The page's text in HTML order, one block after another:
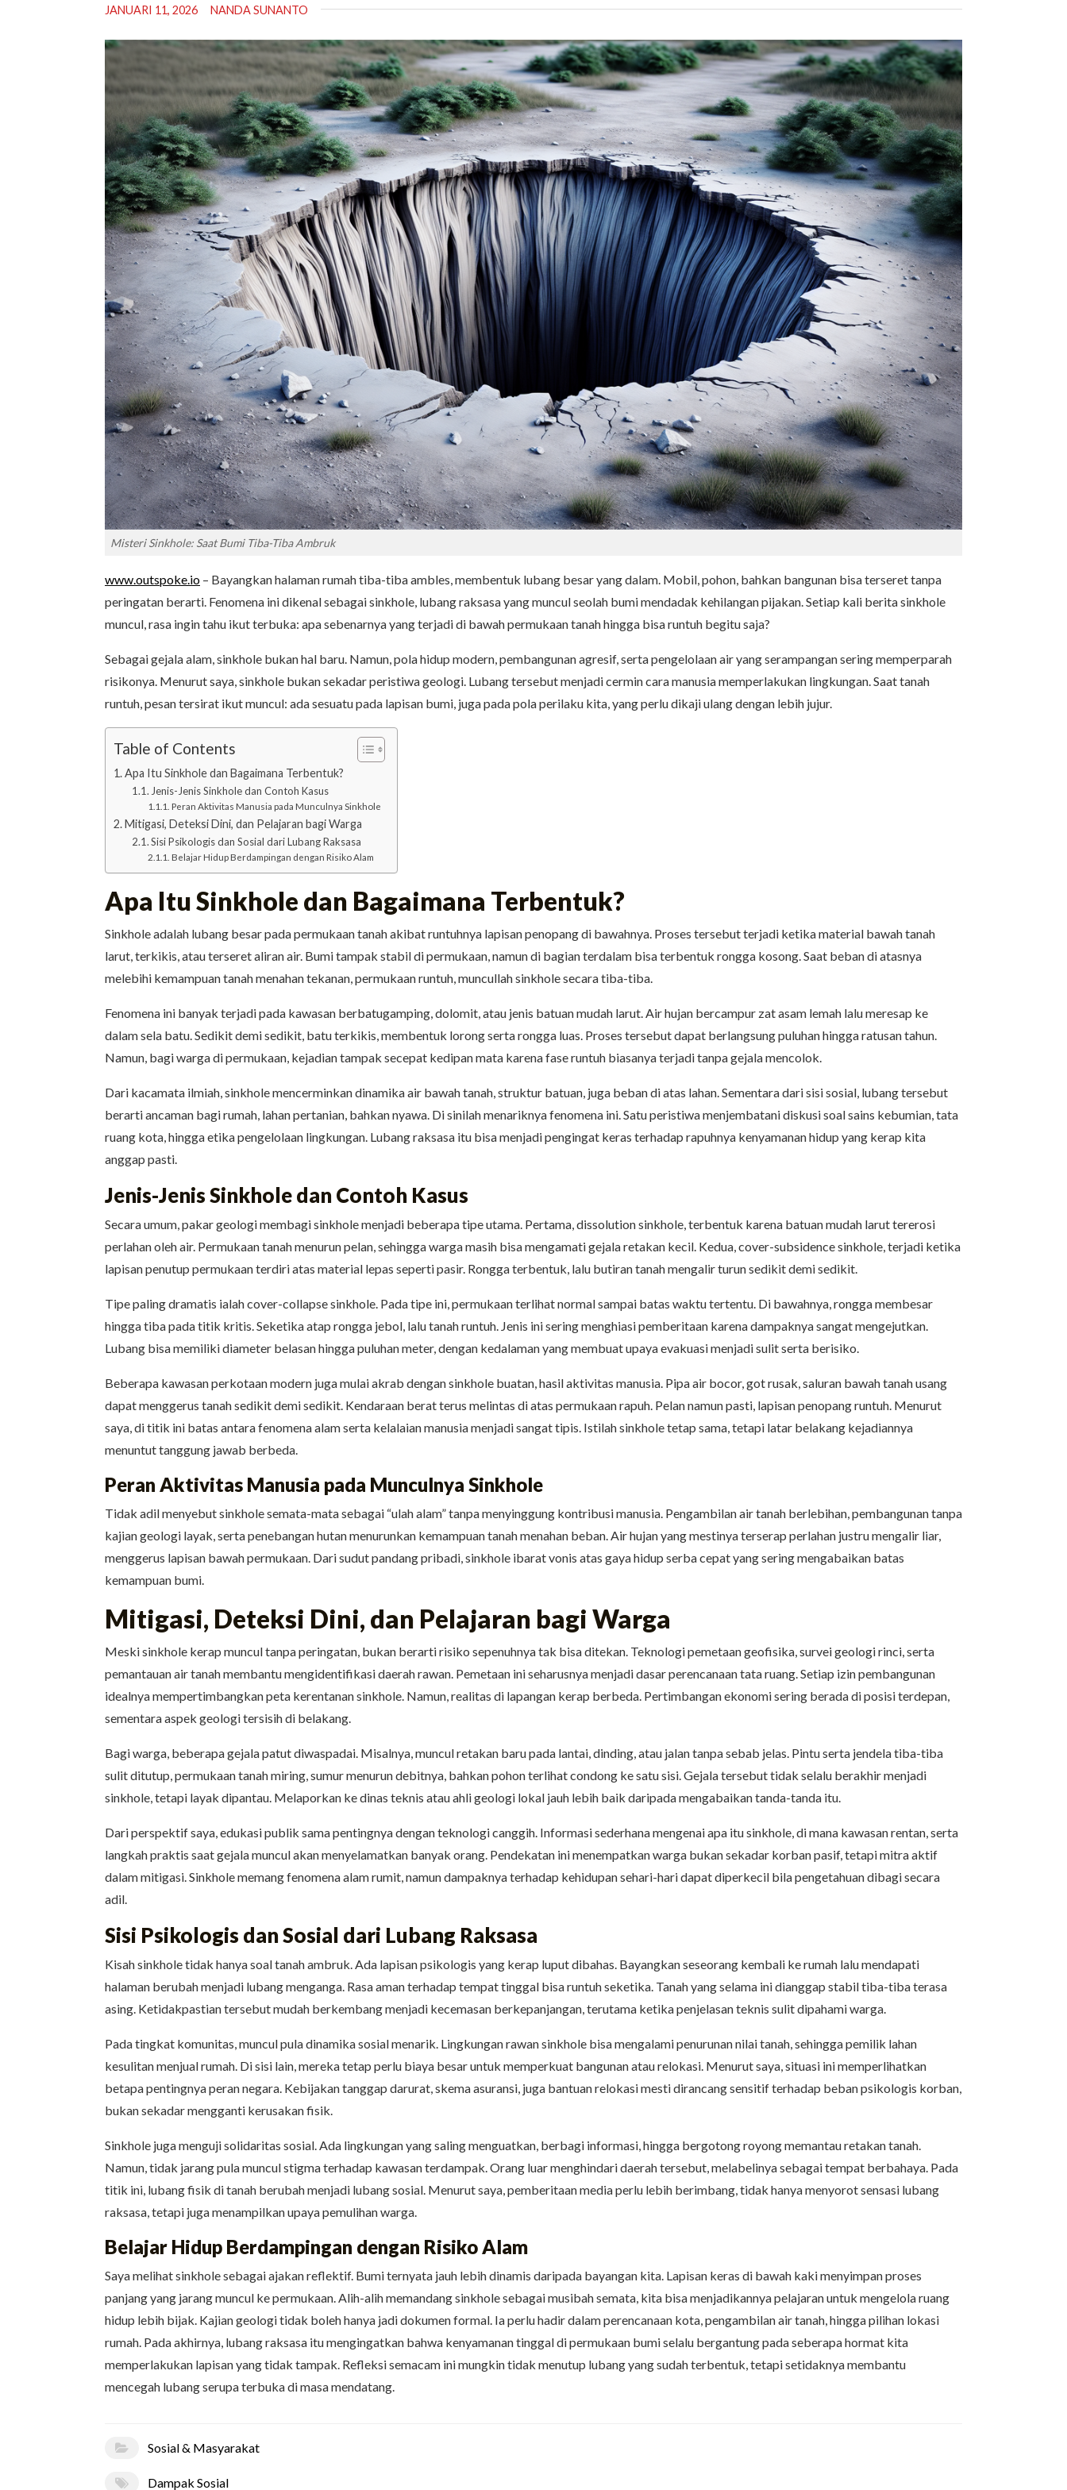
JANUARI 11, 2026 NANDA SUNANTO
Misteri Sinkhole: Saat Bumi Tiba-Tiba Ambruk
www.outspoke.io – Bayangkan halaman rumah tiba-tiba ambles, membentuk lubang besar yang dalam. Mobil, pohon, bahkan bangunan bisa terseret tanpa
peringatan berarti. Fenomena ini dikenal sebagai sinkhole, lubang raksasa yang muncul seolah bumi mendadak kehilangan pijakan. Setiap kali berita sinkhole
muncul, rasa ingin tahu ikut terbuka: apa sebenarnya yang terjadi di bawah permukaan tanah hingga bisa runtuh begitu saja?
Sebagai gejala alam, sinkhole bukan hal baru. Namun, pola hidup modern, pembangunan agresif, serta pengelolaan air yang serampangan sering memperparah
risikonya. Menurut saya, sinkhole bukan sekadar peristiwa geologi. Lubang tersebut menjadi cermin cara manusia memperlakukan lingkungan. Saat tanah
runtuh, pesan tersirat ikut muncul: ada sesuatu pada lapisan bumi, juga pada pola perilaku kita, yang perlu dikaji ulang dengan lebih jujur.
Table of Contents
Apa Itu Sinkhole dan Bagaimana Terbentuk?
Jenis-Jenis Sinkhole dan Contoh Kasus
Peran Aktivitas Manusia pada Munculnya Sinkhole
Mitigasi, Deteksi Dini, dan Pelajaran bagi Warga
Sisi Psikologis dan Sosial dari Lubang Raksasa
Belajar Hidup Berdampingan dengan Risiko Alam
Apa Itu Sinkhole dan Bagaimana Terbentuk?
Sinkhole adalah lubang besar pada permukaan tanah akibat runtuhnya lapisan penopang di bawahnya. Proses tersebut terjadi ketika material bawah tanah
larut, terkikis, atau terseret aliran air. Bumi tampak stabil di permukaan, namun di bagian terdalam bisa terbentuk rongga kosong. Saat beban di atasnya
melebihi kemampuan tanah menahan tekanan, permukaan runtuh, muncullah sinkhole secara tiba-tiba.
Fenomena ini banyak terjadi pada kawasan berbatugamping, dolomit, atau jenis batuan mudah larut. Air hujan bercampur zat asam lemah lalu meresap ke
dalam sela batu. Sedikit demi sedikit, batu terkikis, membentuk lorong serta rongga luas. Proses tersebut dapat berlangsung puluhan hingga ratusan tahun.
Namun, bagi warga di permukaan, kejadian tampak secepat kedipan mata karena fase runtuh biasanya terjadi tanpa gejala mencolok.
Dari kacamata ilmiah, sinkhole mencerminkan dinamika air bawah tanah, struktur batuan, juga beban di atas lahan. Sementara dari sisi sosial, lubang tersebut
berarti ancaman bagi rumah, lahan pertanian, bahkan nyawa. Di sinilah menariknya fenomena ini. Satu peristiwa menjembatani diskusi soal sains kebumian, tata
ruang kota, hingga etika pengelolaan lingkungan. Lubang raksasa itu bisa menjadi pengingat keras terhadap rapuhnya kenyamanan hidup yang kerap kita
anggap pasti.
Jenis-Jenis Sinkhole dan Contoh Kasus
Secara umum, pakar geologi membagi sinkhole menjadi beberapa tipe utama. Pertama, dissolution sinkhole, terbentuk karena batuan mudah larut tererosi
perlahan oleh air. Permukaan tanah menurun pelan, sehingga warga masih bisa mengamati gejala retakan kecil. Kedua, cover-subsidence sinkhole, terjadi ketika
lapisan penutup permukaan terdiri atas material lepas seperti pasir. Rongga terbentuk, lalu butiran tanah mengalir turun sedikit demi sedikit.
Tipe paling dramatis ialah cover-collapse sinkhole. Pada tipe ini, permukaan terlihat normal sampai batas waktu tertentu. Di bawahnya, rongga membesar
hingga tiba pada titik kritis. Seketika atap rongga jebol, lalu tanah runtuh. Jenis ini sering menghiasi pemberitaan karena dampaknya sangat mengejutkan.
Lubang bisa memiliki diameter belasan hingga puluhan meter, dengan kedalaman yang membuat upaya evakuasi menjadi sulit serta berisiko.
Beberapa kawasan perkotaan modern juga mulai akrab dengan sinkhole buatan, hasil aktivitas manusia. Pipa air bocor, got rusak, saluran bawah tanah usang
dapat menggerus tanah sedikit demi sedikit. Kendaraan berat terus melintas di atas permukaan rapuh. Pelan namun pasti, lapisan penopang runtuh. Menurut
saya, di titik ini batas antara fenomena alam serta kelalaian manusia menjadi sangat tipis. Istilah sinkhole tetap sama, tetapi latar belakang kejadiannya
menuntut tanggung jawab berbeda.
Peran Aktivitas Manusia pada Munculnya Sinkhole
Tidak adil menyebut sinkhole semata-mata sebagai “ulah alam” tanpa menyinggung kontribusi manusia. Pengambilan air tanah berlebihan, pembangunan tanpa
kajian geologi layak, serta penebangan hutan menurunkan kemampuan tanah menahan beban. Air hujan yang mestinya terserap perlahan justru mengalir liar,
menggerus lapisan bawah permukaan. Dari sudut pandang pribadi, sinkhole ibarat vonis atas gaya hidup serba cepat yang sering mengabaikan batas
kemampuan bumi.
Mitigasi, Deteksi Dini, dan Pelajaran bagi Warga
Meski sinkhole kerap muncul tanpa peringatan, bukan berarti risiko sepenuhnya tak bisa ditekan. Teknologi pemetaan geofisika, survei geologi rinci, serta
pemantauan air tanah membantu mengidentifikasi daerah rawan. Pemetaan ini seharusnya menjadi dasar perencanaan tata ruang. Setiap izin pembangunan
idealnya mempertimbangkan peta kerentanan sinkhole. Namun, realitas di lapangan kerap berbeda. Pertimbangan ekonomi sering berada di posisi terdepan,
sementara aspek geologi tersisih di belakang.
Bagi warga, beberapa gejala patut diwaspadai. Misalnya, muncul retakan baru pada lantai, dinding, atau jalan tanpa sebab jelas. Pintu serta jendela tiba-tiba
sulit ditutup, permukaan tanah miring, sumur menurun debitnya, bahkan pohon terlihat condong ke satu sisi. Gejala tersebut tidak selalu berakhir menjadi
sinkhole, tetapi layak dipantau. Melaporkan ke dinas teknis atau ahli geologi lokal jauh lebih baik daripada mengabaikan tanda-tanda itu.
Dari perspektif saya, edukasi publik sama pentingnya dengan teknologi canggih. Informasi sederhana mengenai apa itu sinkhole, di mana kawasan rentan, serta
langkah praktis saat gejala muncul akan menyelamatkan banyak orang. Pendekatan ini menempatkan warga bukan sekadar korban pasif, tetapi mitra aktif
dalam mitigasi. Sinkhole memang fenomena alam rumit, namun dampaknya terhadap kehidupan sehari-hari dapat diperkecil bila pengetahuan dibagi secara
adil.
Sisi Psikologis dan Sosial dari Lubang Raksasa
Kisah sinkhole tidak hanya soal tanah ambruk. Ada lapisan psikologis yang kerap luput dibahas. Bayangkan seseorang kembali ke rumah lalu mendapati
halaman berubah menjadi lubang menganga. Rasa aman terhadap tempat tinggal bisa runtuh seketika. Tanah yang selama ini dianggap stabil tiba-tiba terasa
asing. Ketidakpastian tersebut mudah berkembang menjadi kecemasan berkepanjangan, terutama ketika penjelasan teknis sulit dipahami warga.
Pada tingkat komunitas, muncul pula dinamika sosial menarik. Lingkungan rawan sinkhole bisa mengalami penurunan nilai tanah, sehingga pemilik lahan
kesulitan menjual rumah. Di sisi lain, mereka tetap perlu biaya besar untuk memperkuat bangunan atau relokasi. Menurut saya, situasi ini memperlihatkan
betapa pentingnya peran negara. Kebijakan tanggap darurat, skema asuransi, juga bantuan relokasi mesti dirancang sensitif terhadap beban psikologis korban,
bukan sekadar mengganti kerusakan fisik.
Sinkhole juga menguji solidaritas sosial. Ada lingkungan yang saling menguatkan, berbagi informasi, hingga bergotong royong memantau retakan tanah.
Namun, tidak jarang pula muncul stigma terhadap kawasan terdampak. Orang luar menghindari daerah tersebut, melabelinya sebagai tempat berbahaya. Pada
titik ini, lubang fisik di tanah berubah menjadi lubang sosial. Menurut saya, pemberitaan media perlu lebih berimbang, tidak hanya menyorot sensasi lubang
raksasa, tetapi juga menampilkan upaya pemulihan warga.
Belajar Hidup Berdampingan dengan Risiko Alam
Saya melihat sinkhole sebagai ajakan reflektif. Bumi ternyata jauh lebih dinamis daripada bayangan kita. Lapisan keras di bawah kaki menyimpan proses
panjang yang jarang muncul ke permukaan. Alih-alih memandang sinkhole sebagai musibah semata, kita bisa menjadikannya pelajaran untuk mengelola ruang
hidup lebih bijak. Kajian geologi tidak boleh hanya jadi dokumen formal. Ia perlu hadir dalam perencanaan kota, pengambilan air tanah, hingga pilihan lokasi
rumah. Pada akhirnya, lubang raksasa itu mengingatkan bahwa kenyamanan tinggal di permukaan bumi selalu bergantung pada seberapa hormat kita
memperlakukan lapisan yang tidak tampak. Refleksi semacam ini mungkin tidak menutup lubang yang sudah terbentuk, tetapi setidaknya membantu
mencegah lubang serupa terbuka di masa mendatang.
Sosial & Masyarakat
Dampak Sosial